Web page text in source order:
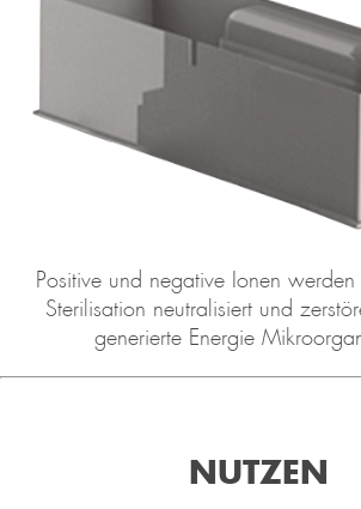
Positive und negative Ionen
Sterilisation neutralisiert und
generierte Energie
NUTZEN